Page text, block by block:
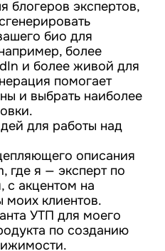
блогеров экспертов,
био для
более
и более живой для
помогает
и выбрать наиболее
для работы над
описания
где я — эксперт по
с акцентом на
моих клиентов.
УТП для моего
по созданию